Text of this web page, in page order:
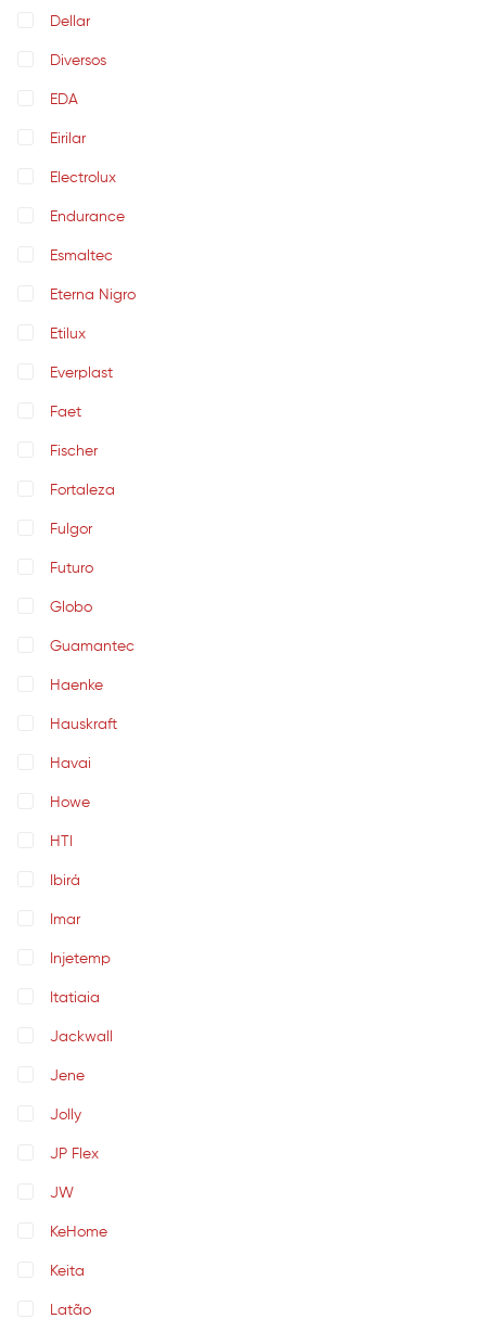
Dellar
Diversos
EDA
Eirilar
Electrolux
Endurance
Esmaltec
Eterna Nigro
Etilux
Everplast
Faet
Fischer
Fortaleza
Fulgor
Futuro
Globo
Guamantec
Haenke
Hauskraft
Havai
Howe
HTI
Ibirá
Imar
Injetemp
Itatiaia
Jackwall
Jene
Jolly
JP Flex
JW
KeHome
Keita
Latão